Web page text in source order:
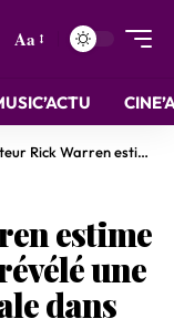
Aa
que la COVID-19 a ‘’révélé une faiblesse fondamentale dans l’Église‘’.
estime
une
dans